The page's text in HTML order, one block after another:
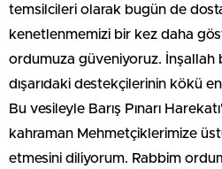
temsilcileri olarak bugün de
kenetlenmemizi bir kez daha
ordumuza güveniyoruz. İnşallah
dışarıdaki destekçilerinin kökü
Bu vesileyle Barış Pınarı
kahraman Mehmetçiklerimize
etmesini diliyorum. Rabbim